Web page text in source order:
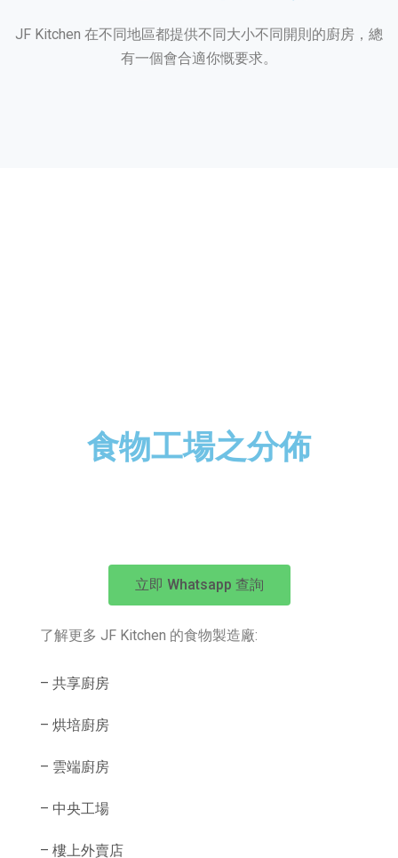
JF Kitchen 在不同地區都提供不同大小不同開則的廚房，總
有一個會合適你慨要求。
食物工場之分佈
立即 Whatsapp 查詢
了解更多 JF Kitchen 的食物製造廠:
– 共享廚房
– 烘培廚房
– 雲端廚房
– 中央工場
– 樓上外賣店